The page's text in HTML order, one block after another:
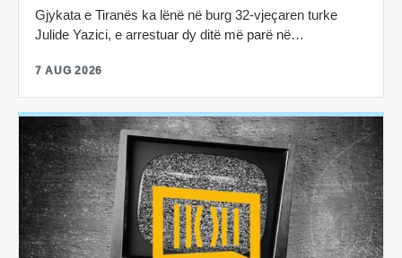
Gjykata e Tiranës ka lënë në burg 32-vjeçaren turke
Julide Yazici, e arrestuar dy ditë më parë në…
7 AUG 2026